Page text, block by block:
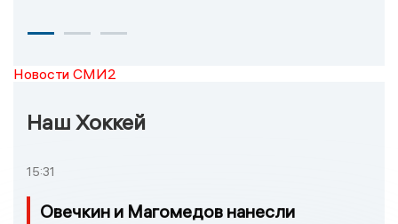
Новости СМИ2
Наш Хоккей
15:31
Овечкин и Магомедов нанесли